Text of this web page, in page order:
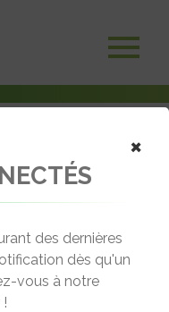
XXL
×
des dernières
dès qu'un
vous à notre